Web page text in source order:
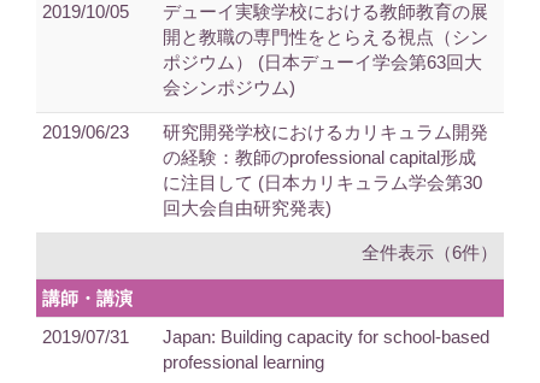
2019/10/05
デューイ実験学校における教師教育の展
開と教職の専門性をとらえる視点（シン
ポジウム） (日本デューイ学会第63回大
会シンポジウム)
2019/06/23
研究開発学校におけるカリキュラム開発
の経験：教師のprofessional capital形成
に注目して (日本カリキュラム学会第30
回大会自由研究発表)
全件表示（6件）
講師・講演
2019/07/31
Japan: Building capacity for school-based
professional learning